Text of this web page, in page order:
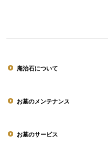
庵治石について
お墓のメンテナンス
お墓のサービス